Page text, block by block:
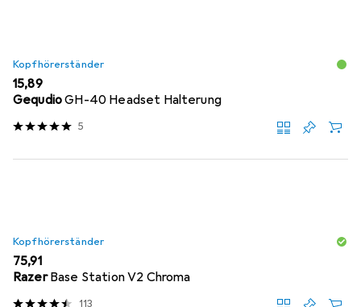
Kopfhörerständer
EUR
15,89
GequdioGH-40 Headset Halterung
5
Kopfhörerständer
EUR
75,91
Razer Base Station V2 Chroma
113